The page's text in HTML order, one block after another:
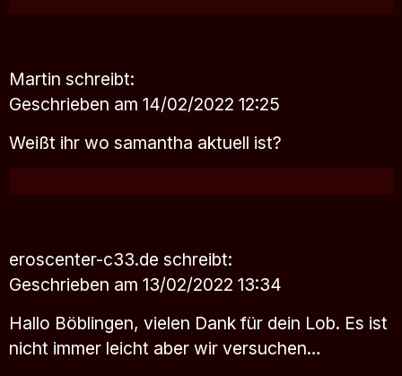
Martin schreibt:
Geschrieben am 14/02/2022 12:25
Weißt ihr wo samantha aktuell ist?
eroscenter-c33.de schreibt:
Geschrieben am 13/02/2022 13:34
Hallo Böblingen, vielen Dank für dein Lob. Es ist
nicht immer leicht aber wir versuchen…